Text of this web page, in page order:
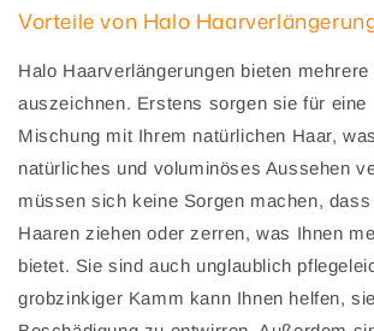
Vorteile von Halo
Halo Haarverlängerungen bieten
auszeichnen. Erstens sorgen sie für eine
Mischung mit Ihrem natürlichen Haar,
natürliches und voluminöses Aussehen
müssen sich keine Sorgen machen,
Haaren ziehen oder zerren, was Ihnen
bietet. Sie sind auch unglaublich
grobzinkiger Kamm kann Ihnen helfen,